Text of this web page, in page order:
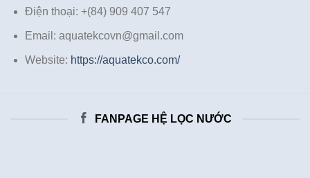
Điện thoại: +(84) 909 407 547
Email: aquatekcovn@gmail.com
Website: https://aquatekco.com/
FANPAGE HỆ LỌC NƯỚC